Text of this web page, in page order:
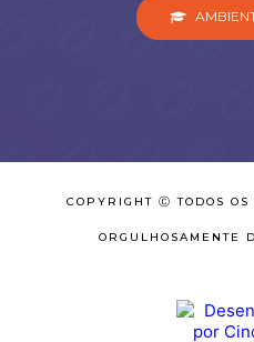
COPYRIGHT Ⓒ TODOS
ORGULHOSAMENTE